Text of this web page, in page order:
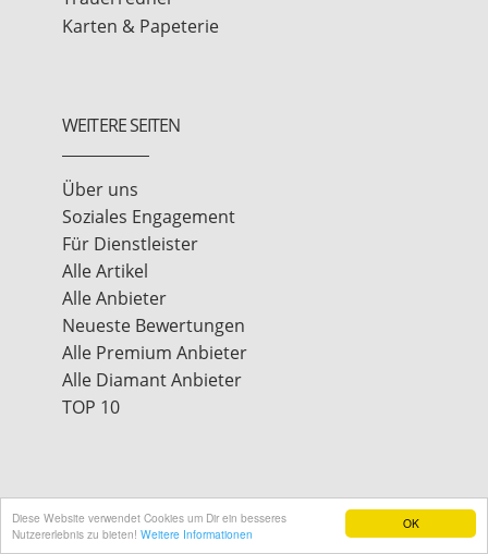
OK
Diese Website verwendet Cookies um Dir ein besseres
Nutzererlebnis zu bieten! Weitere Informationen
Karten & Papeterie
WEITERE SEITEN
Über uns
Soziales Engagement
Für Dienstleister
Alle Artikel
Alle Anbieter
Neueste Bewertungen
Alle Premium Anbieter
Alle Diamant Anbieter
TOP 10